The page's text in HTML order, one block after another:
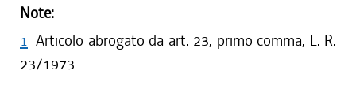
Note:
1 Articolo abrogato da art. 23, primo comma, L. R.
23/1973